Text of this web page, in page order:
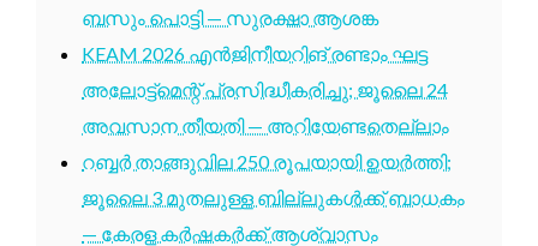
ബസും പൊട്ടി — സുരക്ഷാ ആശങ്ക
KEAM 2026 എൻജിനീയറിങ് രണ്ടാം ഘട്ട
അലോട്ട്മെന്റ് പ്രസിദ്ധീകരിച്ചു; ജൂലൈ 24
അവസാന തീയതി — അറിയേണ്ടതെല്ലാം
റബ്ബർ താങ്ങുവില 250 രൂപയായി ഉയർത്തി;
ജൂലൈ 3 മുതലുള്ള ബില്ലുകൾക്ക് ബാധകം
— കേരള കർഷകർക്ക് ആശ്വാസം